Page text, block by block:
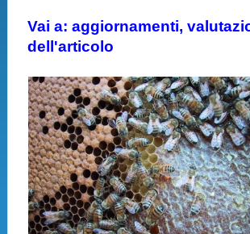
Vai a: aggiornamenti,
dell'articolo